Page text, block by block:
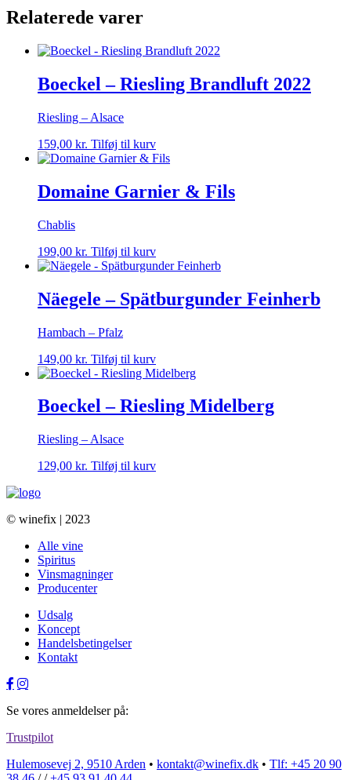
Relaterede varer
Boeckel – Riesling Brandluft 2022
Riesling – Alsace
159,00 kr. Tilføj til kurv
Domaine Garnier & Fils
Chablis
199,00 kr. Tilføj til kurv
Näegele – Spätburgunder Feinherb
Hambach – Pfalz
149,00 kr. Tilføj til kurv
Boeckel – Riesling Midelberg
Riesling – Alsace
129,00 kr. Tilføj til kurv
© winefix | 2023
Alle vine
Spiritus
Vinsmagninger
Producenter
Udsalg
Koncept
Handelsbetingelser
Kontakt
Se vores anmeldelser på:
Trustpilot
Hulemosevej 2, 9510 Arden • kontakt@winefix.dk • Tlf: +45 20 90